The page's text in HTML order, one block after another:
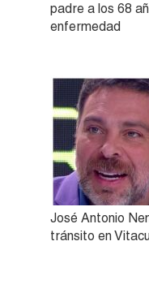
padre a los 68
enfermedad
José Antonio
tránsito en